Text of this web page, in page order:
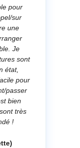
pour
sur
une
Je
sont
état,
pour
passer
bien
très
!